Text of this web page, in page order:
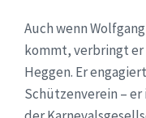
Auch wenn
kommt, verbringt er
Heggen. Er
Schützenverein –